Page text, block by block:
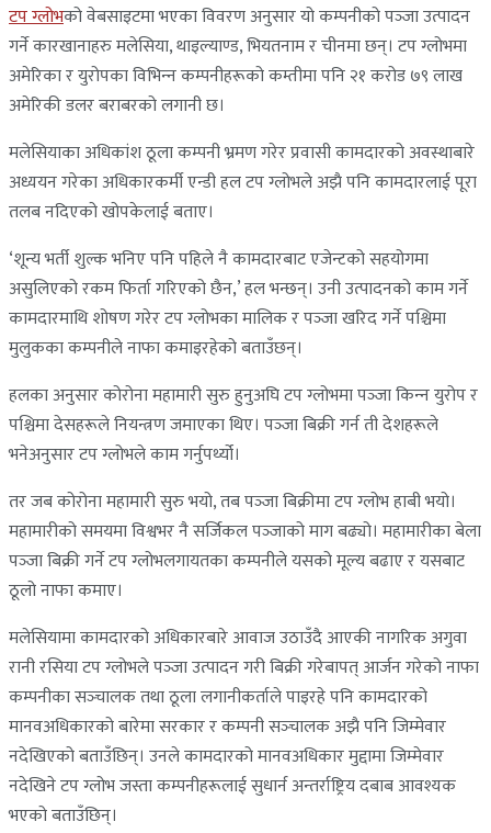
टप ग्लोभको वेबसाइटमा भएका विवरण अनुसार यो कम्पनीको पञ्‍जा उत्पादन
गर्ने कारखानाहरु मलेसिया, थाइल्याण्ड, भियतनाम र चीनमा छन्। टप ग्लोभमा
अमेरिका र युरोपका विभिन्‍न कम्पनीहरूको कम्तीमा पनि २१ करोड ७९ लाख
अमेरिकी डलर बराबरको लगानी छ।
मलेसियाका अधिकांश ठूला कम्पनी भ्रमण गरेर प्रवासी कामदारको अवस्थाबारे
अध्ययन गरेका अधिकारकर्मी एन्डी हल टप ग्लोभले अझै पनि कामदारलाई पूरा
तलब नदिएको खोपकेलाई बताए।
‘शून्य भर्ती शुल्क भनिए पनि पहिले नै कामदारबाट एजेन्टको सहयोगमा
असुलिएको रकम फिर्ता गरिएको छैन,’ हल भन्छन्। उनी उत्पादनको काम गर्ने
कामदारमाथि शोषण गरेर टप ग्लोभका मालिक र पञ्‍जा खरिद गर्ने पश्चिमा
मुलुकका कम्पनीले नाफा कमाइरहेको बताउँछन्।
हलका अनुसार कोरोना महामारी सुरु हुनुअघि टप ग्लोभमा पञ्‍जा किन्‍न युरोप र
पश्चिमा देसहरूले नियन्त्रण जमाएका थिए। पञ्‍जा बिक्री गर्न ती देशहरूले
भनेअनुसार टप ग्लोभले काम गर्नुपर्थ्यो।
तर जब कोरोना महामारी सुरु भयो, तब पञ्‍जा बिक्रीमा टप ग्लोभ हाबी भयो।
महामारीको समयमा विश्वभर नै सर्जिकल पञ्‍जाको माग बढ्यो। महामारीका बेला
पञ्‍जा बिक्री गर्ने टप ग्लोभलगायतका कम्पनीले यसको मूल्य बढाए र यसबाट
ठूलो नाफा कमाए।
मलेसियामा कामदारको अधिकारबारे आवाज उठाउँदै आएकी नागरिक अगुवा
रानी रसिया टप ग्लोभले पञ्‍जा उत्पादन गरी बिक्री गरेबापत् आर्जन गरेको नाफा
कम्पनीका सञ्‍चालक तथा ठूला लगानीकर्ताले पाइरहे पनि कामदारको
मानवअधिकारको बारेमा सरकार र कम्पनी सञ्‍चालक अझै पनि जिम्मेवार
नदेखिएको बताउँछिन्। उनले कामदारको मानवअधिकार मुद्दामा जिम्मेवार
नदेखिने टप ग्लोभ जस्ता कम्पनीहरूलाई सुधार्न अन्तर्राष्ट्रिय दबाब आवश्यक
भएको बताउँछिन्।